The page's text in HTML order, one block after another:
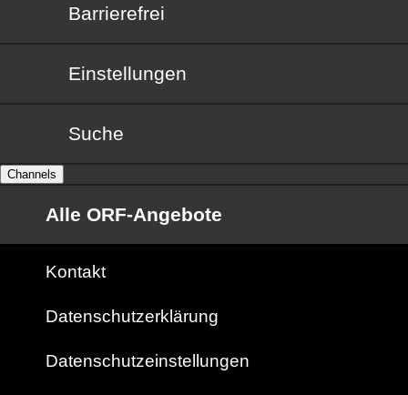
Barrierefrei
Barrierefrei
Einstellungen
Suche
Channels
Alle ORF-Angebote
Kontakt
Datenschutzerklärung
Datenschutzeinstellungen